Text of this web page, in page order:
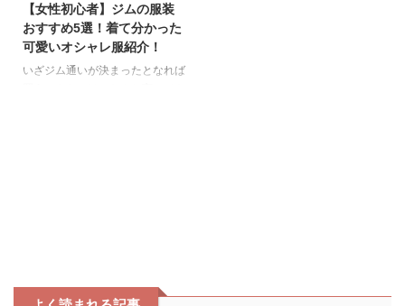
【女性初心者】ジムの服装
おすすめ5選！着て分かった
可愛いオシャレ服紹介！
いざジム通いが決まったとなれば
DANSKIN ユニクロ スポーツ